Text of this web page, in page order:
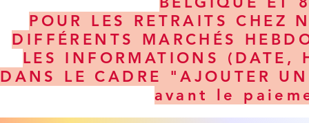
POUR LES RETRAITS
DIFFÉRENTS MARCHÉS
LES INFORMATIONS (DATE,
DANS LE CADRE "AJOUTER
avant le